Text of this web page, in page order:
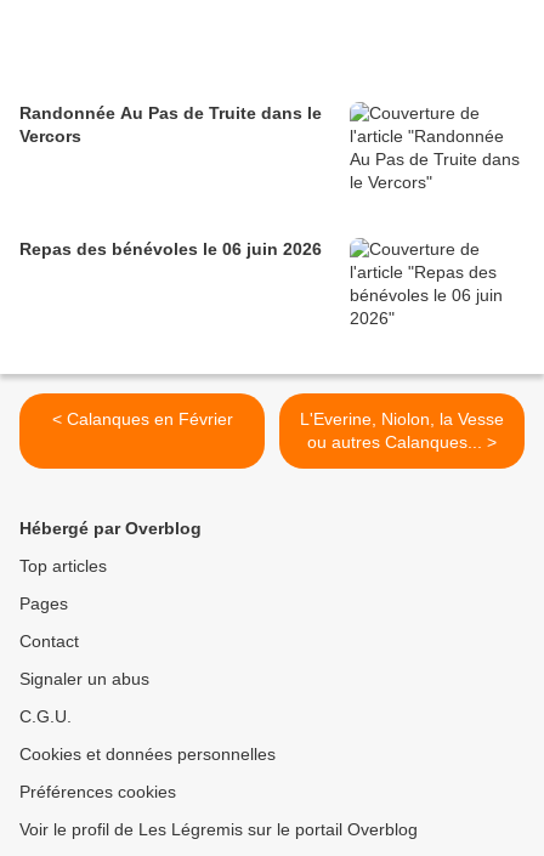
Randonnée Au Pas de Truite dans le
Vercors
Repas des bénévoles le 06 juin 2026
< Calanques en Février
L'Everine, Niolon, la Vesse
ou autres Calanques... >
Hébergé par Overblog
Top articles
Pages
Contact
Signaler un abus
C.G.U.
Cookies et données personnelles
Préférences cookies
Voir le profil de Les Légremis sur le portail Overblog